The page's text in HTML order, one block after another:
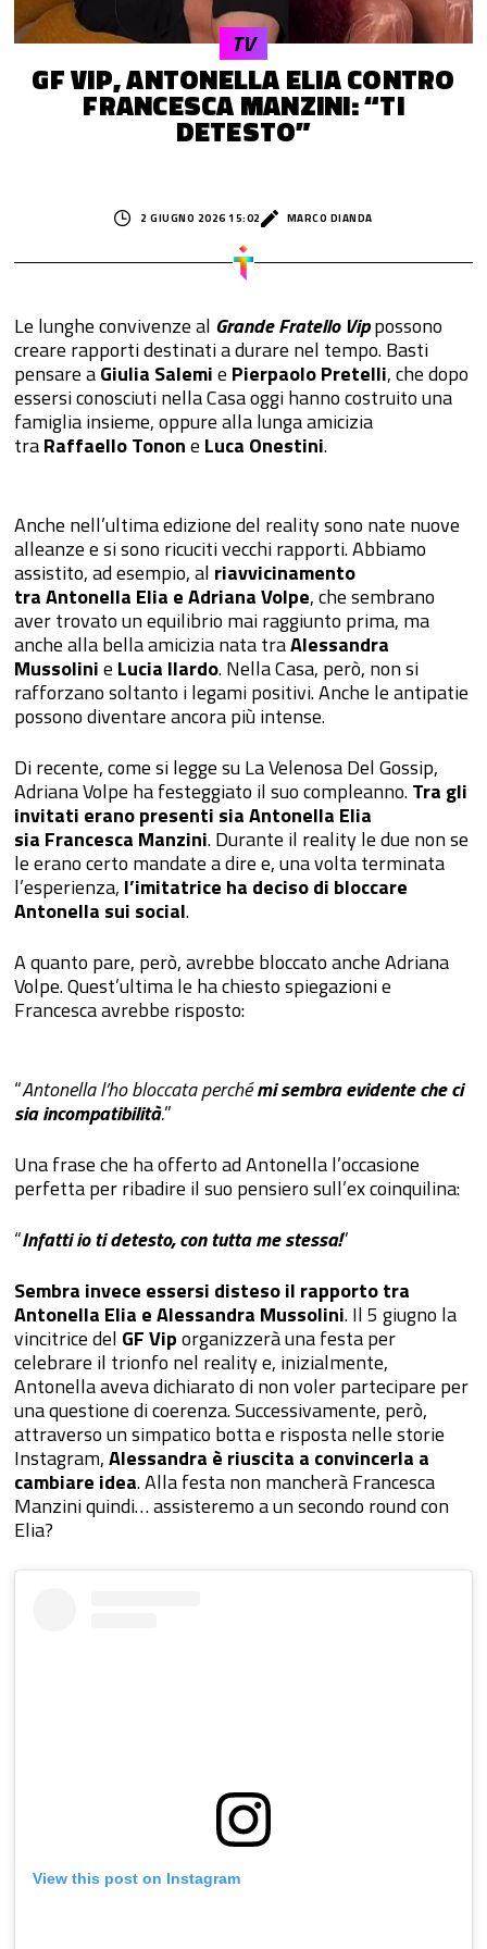
GF VIP, ANTONELLA ELIA CONTRO
FRANCESCA MANZINI: “TI
DETESTO”
TV
2 GIUGNO 2026 15:02 MARCO DIANDA
Le lunghe convivenze al Grande Fratello Vippossono
creare rapporti destinati a durare nel tempo. Basti
pensare aGiulia Salemie Pierpaolo Pretelli, che dopo
essersi conosciuti nella Casa oggi hanno costruito una
famiglia insieme, oppure alla lunga amicizia
traRaffaello Tonone Luca Onestini.
Anche nell’ultima edizione del reality sono nate nuove
alleanze e si sono ricuciti vecchi rapporti. Abbiamo
assistito, ad esempio, al riavvicinamento
tra Antonella Elia e Adriana Volpe, che sembrano
aver trovato un equilibrio mai raggiunto prima, ma
anche alla bella amicizia nata traAlessandra
Mussolinie Lucia Ilardo. Nella Casa, però, non si
rafforzano soltanto i legami positivi. Anche le antipatie
possono diventare ancora più intense.
Di recente, come si legge su La Velenosa Del Gossip,
Adriana Volpe ha festeggiato il suo compleanno.Tra gli
invitati erano presenti sia Antonella Elia
sia Francesca Manzini. Durante il reality le due non se
le erano certo mandate a dire e, una volta terminata
l’esperienza, l’imitatrice ha deciso di bloccare
Antonella sui social.
A quanto pare, però, avrebbe bloccato anche Adriana
Volpe. Quest’ultima le ha chiesto spiegazioni e
Francesca avrebbe risposto:
“Antonella l’ho bloccata perchémi sembra evidente che ci
sia incompatibilità.”
Una frase che ha offerto ad Antonella l’occasione
perfetta per ribadire il suo pensiero sull’ex coinquilina:
“Infatti io ti detesto, con tutta me stessa!”
Sembra invece essersi disteso il rapporto tra
Antonella Elia e Alessandra Mussolini. Il 5 giugno la
vincitrice del GF Viporganizzerà una festa per
celebrare il trionfo nel reality e, inizialmente,
Antonella aveva dichiarato di non voler partecipare per
una questione di coerenza. Successivamente, però,
attraverso un simpatico botta e risposta nelle storie
Instagram,Alessandra è riuscita a convincerla a
cambiare idea. Alla festa non mancherà Francesca
Manzini quindi… assisteremo a un secondo round con
Elia?
View this post on Instagram